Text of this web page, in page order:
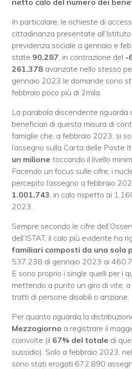
In particolare, le richieste di
cittadinanza presentate
previdenza sociale a gennaio e
state 90.287 , in contrazione del -
261.378 avanzate nello stesso
gennaio 2023 le domande sono
febbraio poco più di 2mila.
La parabola discendente riguarda
beneficiari di questa misura di
famiglie che, a febbraio 2023, si
l’assegno sulla Carta delle Poste
un milione toccando il livello
Facendo un focus sulle cifre, i
percepito l’assegno a febbraio
1.001.743 , in calo rispetto ai
2023.
Sempre secondo le cifre
dell’ISTAT, il calo più evidente ha
familiari composti da una sola
537.238 di gennaio 2023 ai
E sono proprio i single quelli per i
mettendo a punto un giro di vite,
tratti di persone disabili o anziane.
Per quanto riguarda la
Mezzogiorno a registrare il
coinvolte (il 67% del totale di
sussidio). Solo a febbraio 2023,
sono stati erogati 672.890